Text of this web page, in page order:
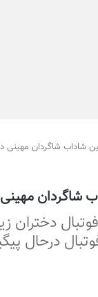
شاداب شاگردان مهینی
شاگردان
درحال